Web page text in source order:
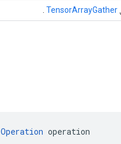
TensorArrayGather
Operation operation